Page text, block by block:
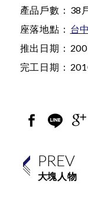
產品戶數： 38
座落地點： 台
推出日期：
完工日期：
PREV
大塊人物